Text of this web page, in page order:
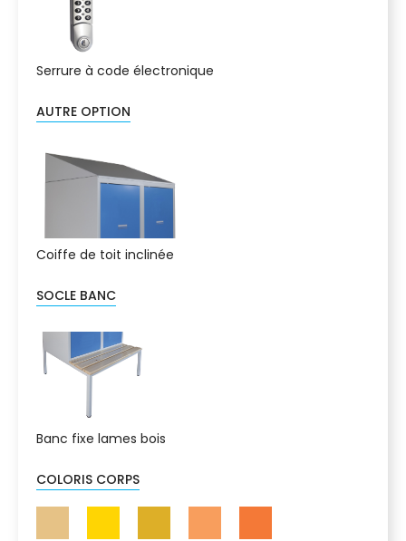
Serrure à code électronique
AUTRE OPTION
Coiffe de toit inclinée
SOCLE BANC
Banc fixe lames bois
COLORIS CORPS